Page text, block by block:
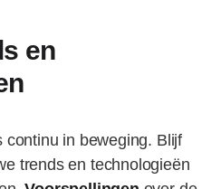
en
continu in beweging. Blijf
trends en technologieën